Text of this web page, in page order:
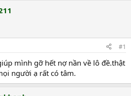
#1
mình gỡ hết nợ nần về lô đề.thật
người ạ rất có tâm.